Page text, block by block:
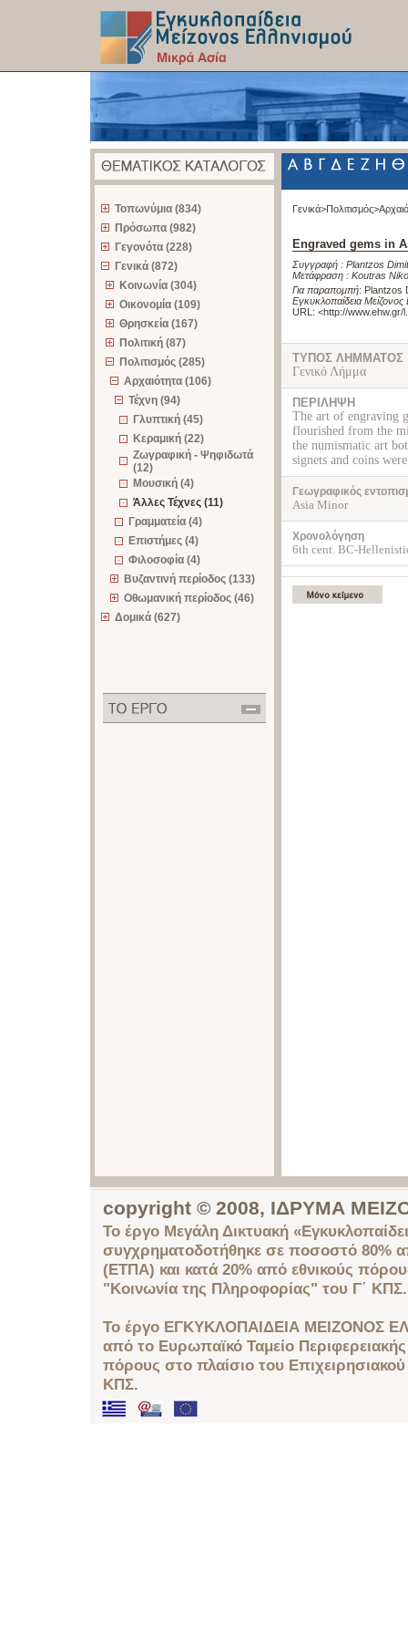
Τοπωνύμια (834)
Πρόσωπα (982)
Γεγονότα (228)
Γενικά (872)
Κοινωνία (304)
Οικονομία (109)
Θρησκεία (167)
Πολιτική (87)
Πολιτισμός (285)
Αρχαιότητα (106)
Τέχνη (94)
Γλυπτική (45)
Κεραμική (22)
Ζωγραφική - Ψηφιδωτά
(12)
Μουσική (4)
Άλλες Τέχνες (11)
Γραμματεία (4)
Επιστήμες (4)
Φιλοσοφία (4)
Βυζαντινή περίοδος (133)
Οθωμανική περίοδος (46)
Δομικά (627)
Γενικά>Πολιτισμός>
Engraved gems in
Συγγραφή : Plantzos
Μετάφραση : Koutras
Για παραπομπή: Plantzos
Εγκυκλοπαίδεια
URL: <http://www.ehw.gr/
ΤΥΠΟΣ ΛΗΜΜΑΤΟΣ
Γενικό Λήμμα
ΠΕΡΙΛΗΨΗ
The art of engraving
flourished from the
the numismatic art
signets and coins
Γεωγραφικός
Asia Minor
Χρονολόγηση
6th cent. BC-
copyright © 2008, ΙΔΡΥΜΑ
Το έργο Μεγάλη Δικτυακή
συγχρηματοδοτήθηκε σε ποσοστό 80%
(ΕΤΠΑ) και κατά 20% από εθνικούς
"Κοινωνία της Πληροφορίας" του Γ΄ ΚΠΣ.
Το έργο ΕΓΚΥΚΛΟΠΑΙΔΕΙΑ ΜΕΙΖΟΝΟΣ
από το Ευρωπαϊκό Ταμείο
πόρους στο πλαίσιο του
ΚΠΣ.